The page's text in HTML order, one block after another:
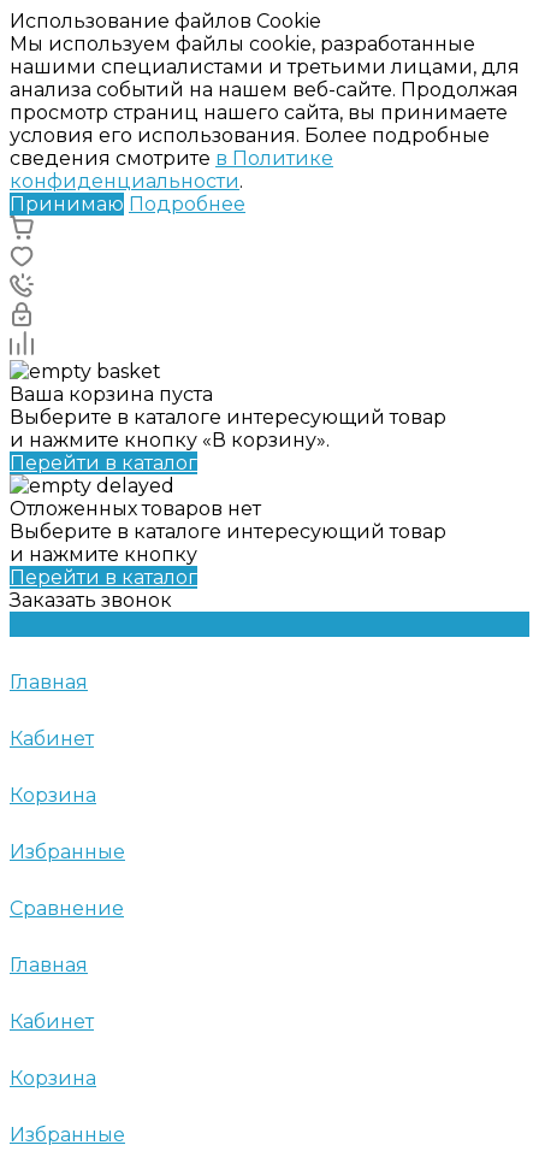
Использование файлов Cookie
Мы используем файлы cookie, разработанные
нашими специалистами и третьими лицами, для
анализа событий на нашем веб-сайте. Продолжая
просмотр страниц нашего сайта, вы принимаете
условия его использования. Более подробные
сведения смотрите в Политике
конфиденциальности.
Принимаю Подробнее
Ваша корзина пуста
Выберите в каталоге интересующий товар
и нажмите кнопку «В корзину».
Перейти в каталог
Отложенных товаров нет
Выберите в каталоге интересующий товар
и нажмите кнопку
Перейти в каталог
Заказать звонок
Главная
Кабинет
Корзина
Избранные
Сравнение
Главная
Кабинет
Корзина
Избранные